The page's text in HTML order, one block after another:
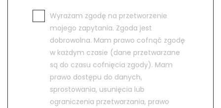
Wyrażam zgodę na przetworzenie
mojego zapytania. Zgoda jest
dobrowolna. Mam prawo cofnąć zgodę
w każdym czasie (dane przetwarzane
są do czasu cofnięcia zgody). Mam
prawo dostępu do danych,
sprostowania, usunięcia lub
ograniczenia przetwarzania, prawo